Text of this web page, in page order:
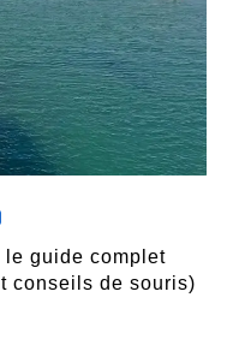
guide complet
conseils de souris)